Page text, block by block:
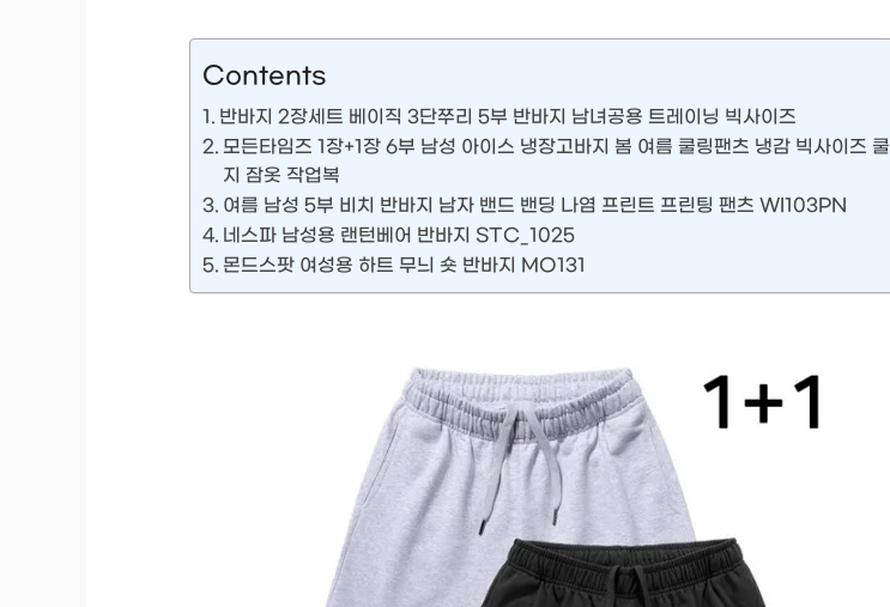
Contents
반바지 2장세트 베이직 3단쭈리 5부 반바지 남녀공용 트레이닝 빅사이즈
모든타임즈 1장+1장 6부 남성 아이스 냉장고바지 봄 여름 쿨링팬츠 냉감 빅사이즈
지 잠옷 작업복
여름 남성 5부 비치 반바지 남자 밴드 밴딩 나염 프린트 프린팅 팬츠 WI103PN
네스파 남성용 랜턴베어 반바지 STC_1025
몬드스팟 여성용 하트 무늬 숏 반바지 MO131